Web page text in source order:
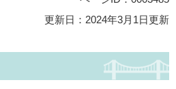
更新日：2024年3月1日更新